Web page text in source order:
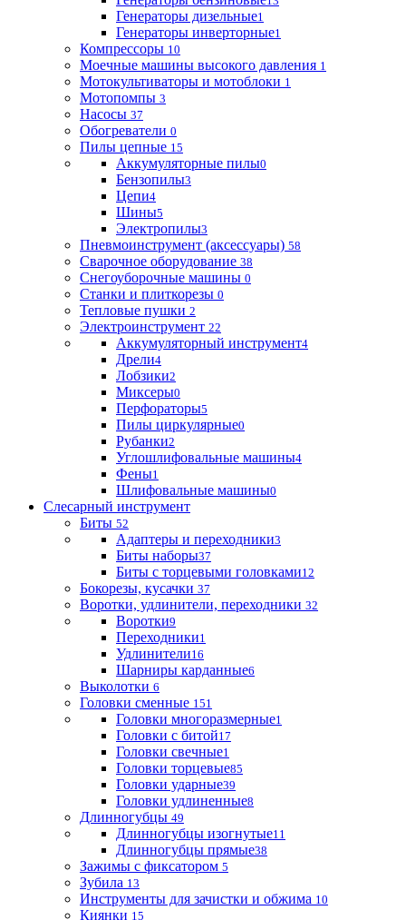
Генераторы дизельные1
Генераторы инверторные1
Компрессоры 10
Моечные машины высокого давления 1
Мотокультиваторы и мотоблоки 1
Мотопомпы 3
Насосы 37
Обогреватели 0
Пилы цепные 15
Аккумуляторные пилы0
Бензопилы3
Цепи4
Шины5
Электропилы3
Пневмоинструмент (аксессуары) 58
Сварочное оборудование 38
Снегоуборочные машины 0
Станки и плиткорезы 0
Тепловые пушки 2
Электроинструмент 22
Аккумуляторный инструмент4
Дрели4
Лобзики2
Миксеры0
Перфораторы5
Пилы циркулярные0
Рубанки2
Углошлифовальные машины4
Фены1
Шлифовальные машины0
Слесарный инструмент
Биты 52
Адаптеры и переходники3
Биты наборы37
Биты с торцевыми головками12
Бокорезы, кусачки 37
Воротки, удлинители, переходники 32
Воротки9
Переходники1
Удлинители16
Шарниры карданные6
Выколотки 6
Головки сменные 151
Головки многоразмерные1
Головки с битой17
Головки свечные1
Головки торцевые85
Головки ударные39
Головки удлиненные8
Длинногубцы 49
Длинногубцы изогнутые11
Длинногубцы прямые38
Зажимы с фиксатором 5
Зубила 13
Инструменты для зачистки и обжима 10
Киянки 15